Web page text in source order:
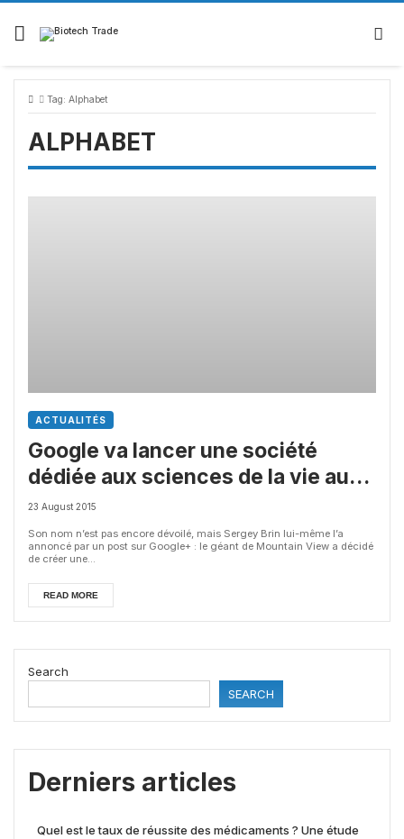
Tag: Alphabet
ALPHABET
ACTUALITÉS
Google va lancer une société
dédiée aux sciences de la vie au
sein d’Alphabet
23 August 2015
Son nom n’est pas encore dévoilé, mais Sergey Brin lui-même l’a
annoncé par un post sur Google+ : le géant de Mountain View a décidé
de créer une...
READ MORE
Search
SEARCH
Derniers articles
Quel est le taux de réussite des médicaments ? Une étude